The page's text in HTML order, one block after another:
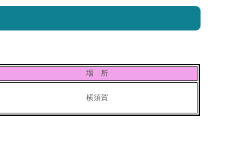
場 所
横須賀